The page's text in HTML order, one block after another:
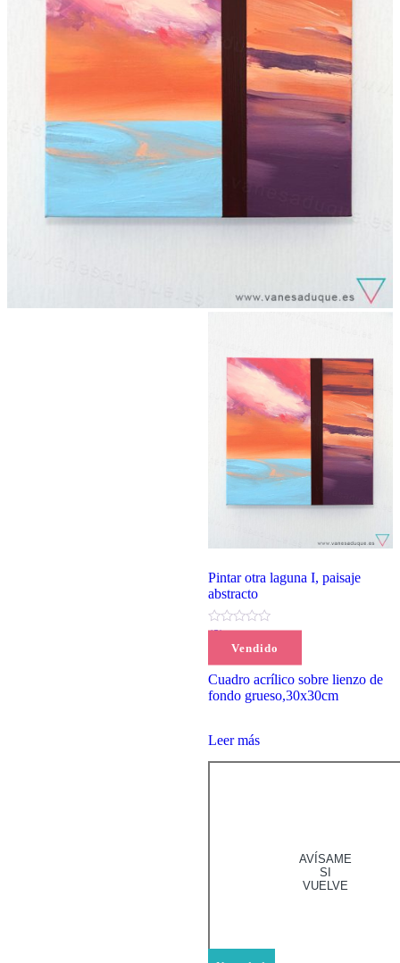
Vendido
Pintar otra laguna I, paisaje
abstracto
(0)
90,00€
Cuadro acrílico sobre lienzo de
fondo grueso,30x30cm
Leer más
AVÍSAME
SI
VUELVE